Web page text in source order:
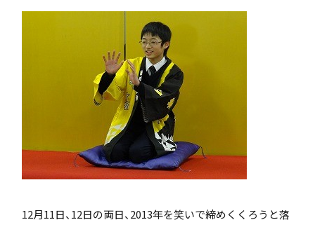
12月11日、12日の両日、2013年を笑いで締めくくろうと落
年間行事・課外活動
「SDGs」の取り組みについて